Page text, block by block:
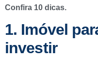
Confira 10 dicas.
1. Imóvel
investir